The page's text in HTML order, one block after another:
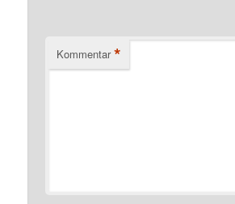
Kommentar *